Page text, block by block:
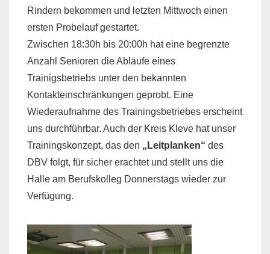
Rindern bekommen und letzten Mittwoch einen
ersten Probelauf gestartet.
Zwischen 18:30h bis 20:00h hat eine begrenzte
Anzahl Senioren die Abläufe eines
Trainigsbetriebs unter den bekannten
Kontakteinschränkungen geprobt. Eine
Wiederaufnahme des Trainingsbetriebes erscheint
uns durchführbar. Auch der Kreis Kleve hat unser
Trainingskonzept, das den „Leitplanken“ des
DBV folgt, für sicher erachtet und stellt uns die
Halle am Berufskolleg Donnerstags wieder zur
Verfügung.